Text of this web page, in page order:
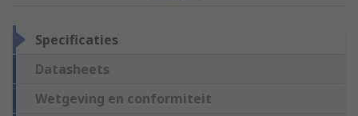
Specificaties
Datasheets
Wetgeving en conformiteit